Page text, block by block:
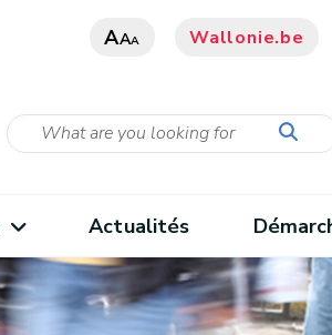
AAA Wallonie.be
Actualités